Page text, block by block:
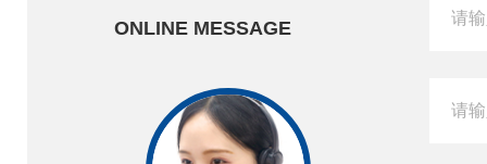
ONLINE MESSAGE